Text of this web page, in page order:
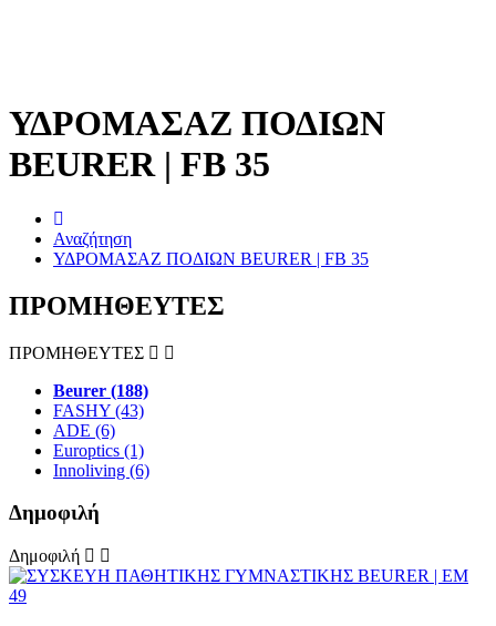
ΥΔΡΟΜΑΣΑΖ ΠΟΔΙΩΝ
BEURER | FB 35
Αναζήτηση
ΥΔΡΟΜΑΣΑΖ ΠΟΔΙΩΝ BEURER | FB 35
ΠΡΟΜΗΘΕΥΤΕΣ
ΠΡΟΜΗΘΕΥΤΕΣ
Beurer (188)
FASHY (43)
ADE (6)
Europtics (1)
Innoliving (6)
Δημοφιλή
Δημοφιλή